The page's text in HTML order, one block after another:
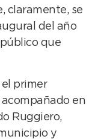
claramente, se
del año
que
el primer
en
Ruggiero,
y